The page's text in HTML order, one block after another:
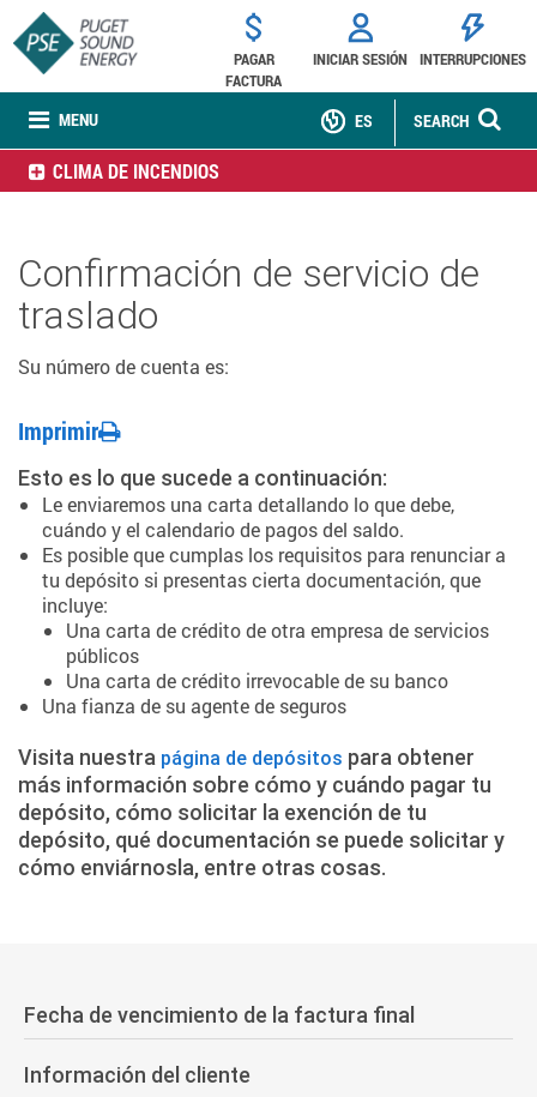
MENU
PAGAR
FACTURA
INICIAR SESIÓN INTERRUPCIONES
SEARCH
ES
CLIMA DE INCENDIOS
Confirmación de servicio de
traslado
Su número de cuenta es:
Imprimir
Esto es lo que sucede a continuación:
Le enviaremos una carta detallando lo que debe,
cuándo y el calendario de pagos del saldo.
Es posible que cumplas los requisitos para renunciar a
tu depósito si presentas cierta documentación, que
incluye:
Una carta de crédito de otra empresa de servicios
públicos
Una carta de crédito irrevocable de su banco
Una fianza de su agente de seguros
Visita nuestra página de depósitos para obtener
más información sobre cómo y cuándo pagar tu
depósito, cómo solicitar la exención de tu
depósito, qué documentación se puede solicitar y
cómo enviárnosla, entre otras cosas.
Fecha de vencimiento de la factura final
Información del cliente